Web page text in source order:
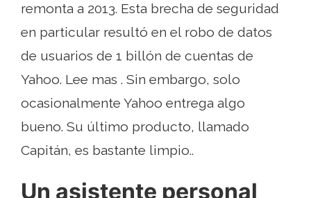
remonta a 2013. Esta brecha de seguridad
en particular resultó en el robo de datos
de usuarios de 1 billón de cuentas de
Yahoo. Lee mas . Sin embargo, solo
ocasionalmente Yahoo entrega algo
bueno. Su último producto, llamado
Capitán, es bastante limpio..
Un asistente personal